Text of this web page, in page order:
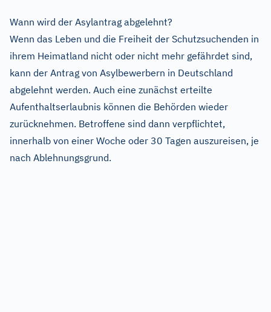
Wann wird der Asylantrag abgelehnt?
Wenn das Leben und die Freiheit der Schutzsuchenden in
ihrem Heimatland nicht oder nicht mehr gefährdet sind,
kann der Antrag von Asylbewerbern in Deutschland
abgelehnt werden. Auch eine zunächst erteilte
Aufenthaltserlaubnis können die Behörden wieder
zurücknehmen. Betroffene sind dann verpflichtet,
innerhalb von einer Woche oder 30 Tagen auszureisen, je
nach Ablehnungsgrund.